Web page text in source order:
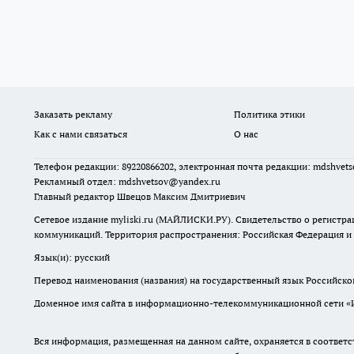
Заказать рекламу Политика этики
Как с нами связаться
О нас
Телефон редакции: 89220866202, электронная почта редакции:
Рекламный отдел: mdshvetsov@yandex.ru
Главный редактор Швецов Максим Дмитриевич
Сетевое издание myliski.ru (МАЙЛИСКИ.РУ). Свидетельство о
коммуникаций. Территория распространения: Российская Федерация
Язык(и): русский
Перевод наименования (названия) на государственный язык
Доменное имя сайта в информационно-телекоммуникационной сети
Вся информация, размещенная на данном сайте, охраняется в